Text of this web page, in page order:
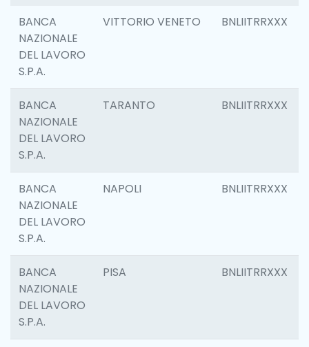
BANCA
NAZIONALE
DEL LAVORO
S.P.A.
VITTORIO VENETO BNLIITRRXXX
BANCA
NAZIONALE
DEL LAVORO
S.P.A.
TARANTO BNLIITRRXXX
BANCA
NAZIONALE
DEL LAVORO
S.P.A.
NAPOLI BNLIITRRXXX
BANCA
NAZIONALE
DEL LAVORO
S.P.A.
PISA BNLIITRRXXX